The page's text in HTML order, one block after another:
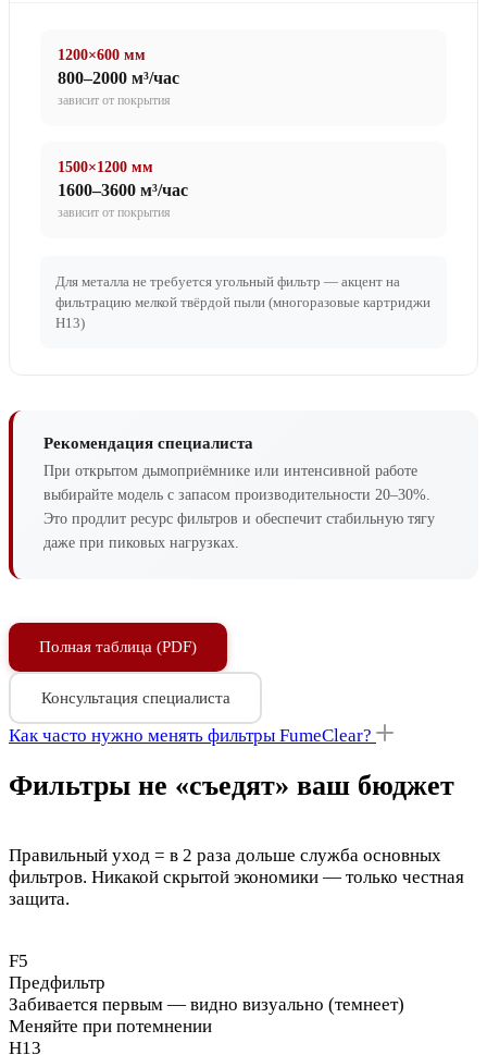
1200×600 мм
800–2000 м³/час
зависит от покрытия
1500×1200 мм
1600–3600 м³/час
зависит от покрытия
Для металла не требуется угольный фильтр — акцент на
фильтрацию мелкой твёрдой пыли (многоразовые картриджи
H13)
Рекомендация специалиста
При открытом дымоприёмнике или интенсивной работе
выбирайте модель с запасом производительности 20–30%.
Это продлит ресурс фильтров и обеспечит стабильную тягу
даже при пиковых нагрузках.
Полная таблица (PDF)
Консультация специалиста
Как часто нужно менять фильтры FumeClear?
Фильтры не «съедят» ваш бюджет
Правильный уход = в 2 раза дольше служба основных
фильтров. Никакой скрытой экономики — только честная
защита.
F5
Предфильтр
Забивается первым — видно визуально (темнеет)
Меняйте при потемнении
H13